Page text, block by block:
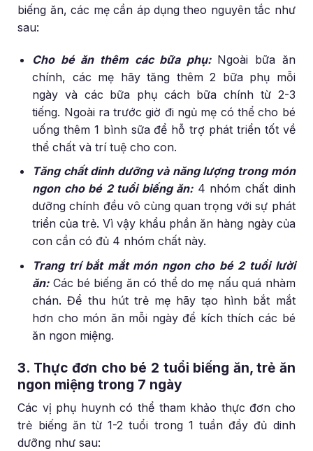
biếng ăn, các mẹ cần áp dụng theo nguyên tắc như
sau:
Cho bé ăn thêm các bữa phụ:Ngoài bữa ăn
chính, các mẹ hãy tăng thêm 2 bữa phụ mỗi
ngày và các bữa phụ cách bữa chính từ 2-3
tiếng. Ngoài ra trước giờ đi ngủ mẹ có thể cho bé
uống thêm 1 bình sữa để hỗ trợ phát triển tốt về
thể chất và trí tuệ cho con.
Tăng chất dinh dưỡng và năng lượng trong món
ngon cho bé 2 tuổi biếng ăn: 4 nhóm chất dinh
dưỡng chính đều vô cùng quan trọng với sự phát
triển của trẻ. Vì vậy khẩu phần ăn hàng ngày của
con cần có đủ 4 nhóm chất này.
Trang trí bắt mắt món ngon cho bé 2 tuổi lười
ăn: Các bé biếng ăn có thể do mẹ nấu quá nhàm
chán. Để thu hút trẻ mẹ hãy tạo hình bắt mắt
hơn cho món ăn mỗi ngày để kích thích các bé
ăn ngon miệng.
3. Thực đơn cho bé 2 tuổi biếng ăn, trẻ ăn
ngon miệng trong 7 ngày
Các vị phụ huynh có thể tham khảo thực đơn cho
trẻ biếng ăn từ 1-2 tuổi trong 1 tuần đầy đủ dinh
dưỡng như sau: